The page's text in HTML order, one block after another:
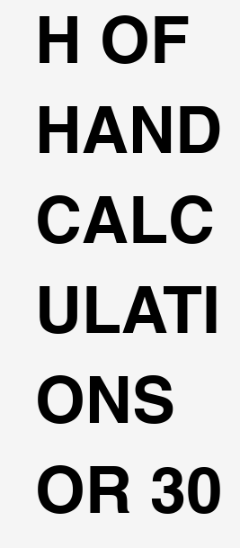
H OF
HAND
CALC
ULATI
ONS
OR 30